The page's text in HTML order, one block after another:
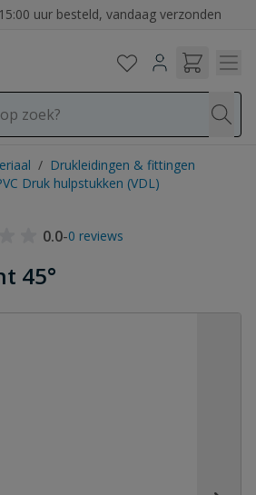
uur besteld, vandaag verzonden
/ Drukleidingen & fittingen
Druk hulpstukken (VDL)
0.0-0 reviews
45°